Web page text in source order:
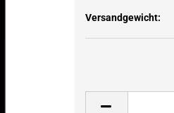
Versandgewicht: